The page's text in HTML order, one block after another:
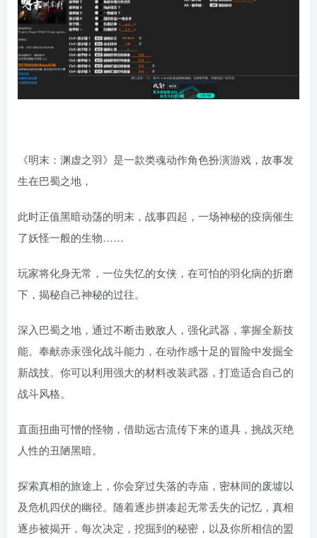
《明末：渊虚之羽》是一款类魂动作角色扮演游戏，故事发
生在巴蜀之地，
此时正值黑暗动荡的明末，战事四起，一场神秘的疫病催生
了妖怪一般的生物……
玩家将化身无常，一位失忆的女侠，在可怕的羽化病的折磨
下，揭秘自己神秘的过往。
深入巴蜀之地，通过不断击败敌人，强化武器，掌握全新技
能。奉献赤汞强化战斗能力，在动作感十足的冒险中发掘全
新战技。你可以利用强大的材料改装武器，打造适合自己的
战斗风格。
直面扭曲可憎的怪物，借助远古流传下来的道具，挑战灭绝
人性的丑陋黑暗。
探索真相的旅途上，你会穿过失落的寺庙，密林间的废墟以
及危机四伏的幽径。随着逐步拼凑起无常丢失的记忆，真相
逐步被揭开，每次决定，挖掘到的秘密，以及你所相信的盟